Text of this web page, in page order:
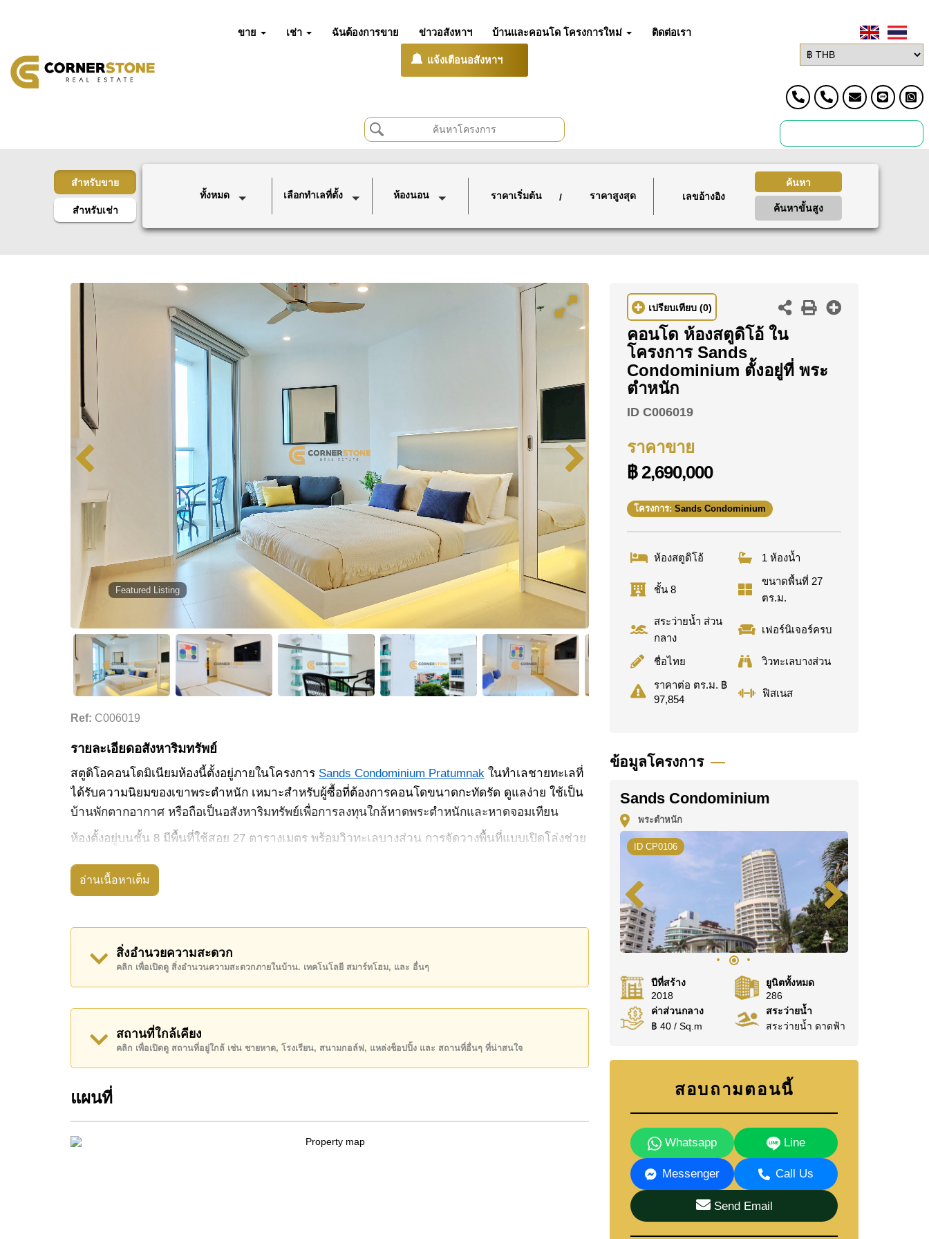
ขาย เช่า ฉันต้องการขาย ข่าวอสังหาฯ บ้านและคอนโด โครงการใหม่ ติดต่อเรา
แจ้งเตือนอสังหาฯ
สำหรับขาย
สำหรับเช่า
ทั้งหมด เลือกทำเลที่ตั้ง ห้องนอน ราคาเริ่มต้น / ราคาสูงสุด
ค้นหา
ค้นหาขั้นสูง
Featured Listing
Ref: C006019
รายละเอียดอสังหาริมทรัพย์
สตูดิโอคอนโดมิเนียมห้องนี้ตั้งอยู่ภายในโครงการ Sands Condominium Pratumnak ในทำเลชายทะเลที่
ได้รับความนิยมของเขาพระตำหนัก เหมาะสำหรับผู้ซื้อที่ต้องการคอนโดขนาดกะทัดรัด ดูแลง่าย ใช้เป็น
บ้านพักตากอากาศ หรือถือเป็นอสังหาริมทรัพย์เพื่อการลงทุนใกล้หาดพระตำหนักและหาดจอมเทียน
ห้องตั้งอยู่บนชั้น 8 มีพื้นที่ใช้สอย 27 ตารางเมตร พร้อมวิวทะเลบางส่วน การจัดวางพื้นที่แบบเปิดโล่งช่วย
พื้นที่ใช้งานและรับแสงธรรมชาติได้ดี
ผู้อยู่อาศัยใน Sands Condominium สามารถใช้สิ่งอำนวยความสะดวกส่วนกลางของโครงการได้ เช่น
สระว่ายน้ำบนชั้นดาดฟ้า ฟิตเนส และระบบรักษาความปลอดภัยตลอด 24 ชั่วโมง เหมาะสำหรับการใช้
ชีวิตแบบสะดวกสบายใกล้ชายหาด
สำหรับผู้ที่กำลังมองหาคอนโดใกล้ทะเลในเขาพระตำหนัก พร้อมศักยภาพด้านทำเล การดูแลที่ง่าย และ
กรรมสิทธิ์ที่ชัดเจน ห้องสตูดิโอนี้เป็นตัวเลือกที่น่าสนใจในโครงการไฮไรส์ที่เป็นที่รู้จักของพื้นที่
เขาพระตำหนักเป็นหนึ่งในทำเลพักอาศัยริมทะเลที่ได้รับความนิยมของพัทยา ด้วยบรรยากาศที่เงียบสงบ
กว่าใจกลางเมือง อยู่บนทำเลเนินเขา และตั้งอยู่ระหว่างพัทยาและหาดจอมเทียน จาก Sands
Condominium สามารถเดินทางไปยังหาดพระตำหนัก หาดจอมเทียน ร้านอาหาร คาเฟ่ ร้านค้า และเส้น
อ่านเนื้อหาเต็ม
สิ่งอำนวยความสะดวก
คลิก เพื่อเปิดดู สิ่งอำนวนความสะดวกภายในบ้าน. เทคโนโลยี สมาร์ทโฮม, และ อื่นๆ
สถานที่ใกล้เคียง
คลิก เพื่อเปิดดู สถานที่อยู่ใกล้ เช่น ชายหาด, โรงเรียน, สนามกอล์ฟ, แหล่งช็อปปิ้ง และ สถานที่อื่นๆ ที่น่าสนใจ
แผนที่
เปรียบเทียบ (0)
คอนโด ห้องสตูดิโอ้ ใน
โครงการ Sands
Condominium ตั้งอยู่ที่ พระ
ตำหนัก
ID C006019
ราคาขาย
฿ 2,690,000
โครงการ: Sands Condominium
ห้องสตูดิโอ้ 1 ห้องน้ำ
ชั้น 8
ขนาดพื้นที่ 27
ตร.ม.
สระว่ายน้ำ ส่วน
กลาง
เฟอร์นิเจอร์ครบ
ชื่อไทย
วิวทะเลบางส่วน
ราคาต่อ ตร.ม. ฿
97,854
ฟิสเนส
ข้อมูลโครงการ
Sands Condominium
พระตำหนัก
ID CP0106
ปีที่สร้าง
2018
ยูนิตทั้งหมด
286
ค่าส่วนกลาง
฿ 40 / Sq.m
สระว่ายน้ำ
สระว่ายน้ำ ดาดฟ้า
สอบถามตอนนี้
Whatsapp Line
Messenger Call Us
Send Email